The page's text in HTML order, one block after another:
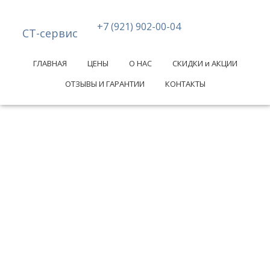
СТ-сервис +7 (921) 902-00-04
ГЛАВНАЯ ЦЕНЫ О НАС
СКИДКИ и АКЦИИ
ОТЗЫВЫ И ГАРАНТИИ
КОНТАКТЫ